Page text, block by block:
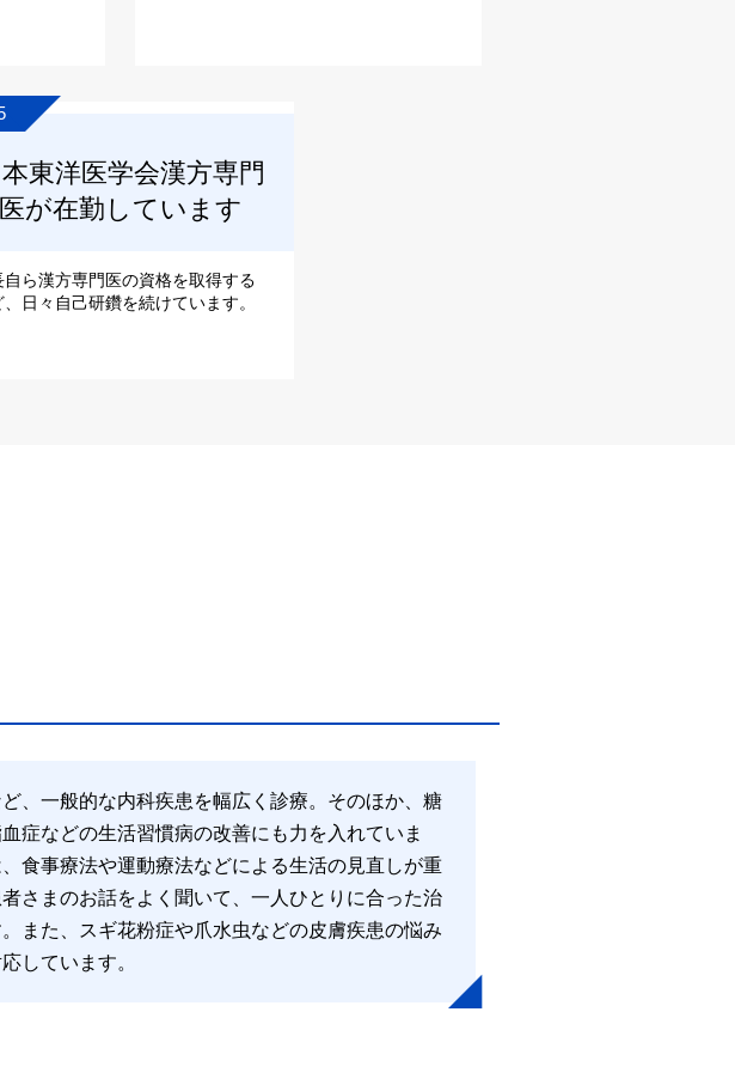
東洋医学会漢方専門
医が在勤しています
自ら漢方専門医の資格を取得する
、日々自己研鑽を続けています。
、一般的な内科疾患を幅広く診療。そのほか、糖
症などの生活習慣病の改善にも力を入れていま
食事療法や運動療法などによる生活の見直しが重
さまのお話をよく聞いて、一人ひとりに合った治
また、スギ花粉症や爪水虫などの皮膚疾患の悩み
しています。